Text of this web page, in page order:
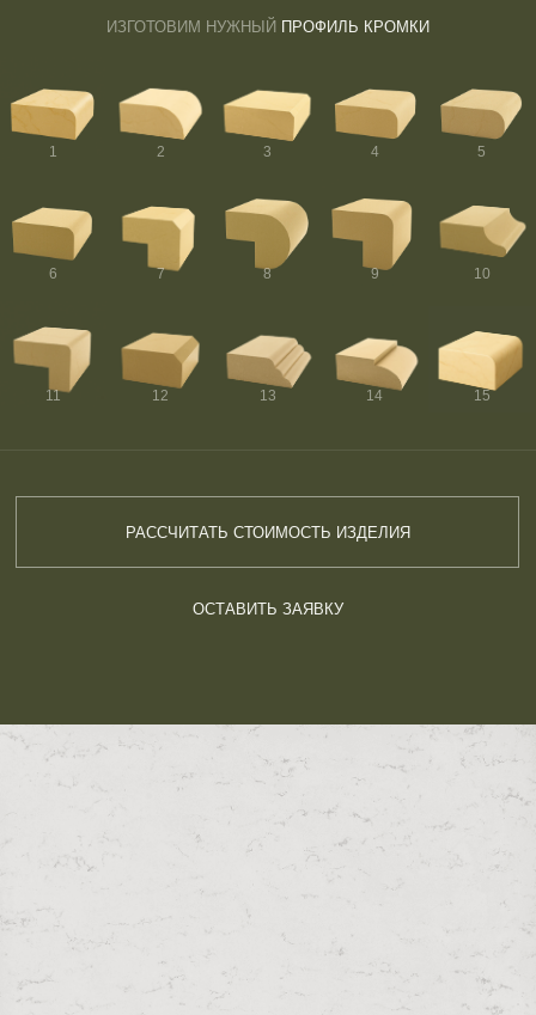
1 2 4
3 5
10
9
8
7
6
11 12 13 14 15
ИЗГОТОВИМ НУЖНЫЙ ПРОФИЛЬ КРОМКИ
РАССЧИТАТЬ СТОИМОСТЬ ИЗДЕЛИЯ
ОСТАВИТЬ ЗАЯВКУ